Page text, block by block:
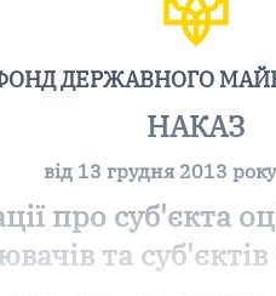
ДЕРЖАВНОГО
НАКАЗ
від 13 грудня 2013
про суб'єкта
та